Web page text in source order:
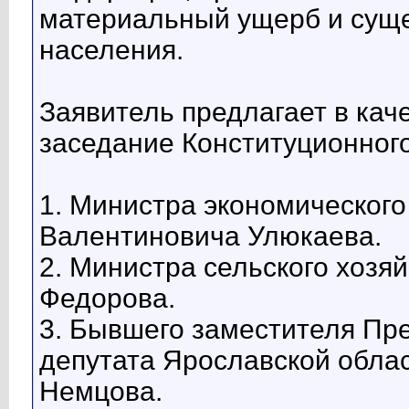
материальный ущерб и
населения.
Заявитель предлагает в
заседание
1. Министра
Валентиновича Улюкаева.
2. Министра сельского
Федорова.
3. Бывшего заместителя
депутата Ярославской
Немцова.